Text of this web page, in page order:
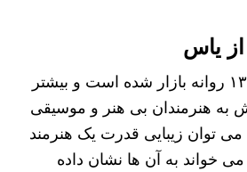
یاس
این آهنگ در سال ۱۳۹۸ روانه بازار شده است و بیشتر
هنرمندان بی هنر و موسیقی
توان زیبایی قدرت یک هنرمند
می خواند به آن ها نشان داده